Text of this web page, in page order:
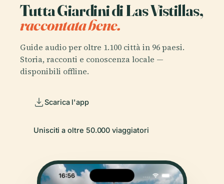
Tutta Giardini di Las Vistillas,
raccontata bene.
Guide audio per oltre 1.100 città in 96 paesi.
Storia, racconti e conoscenza locale —
disponibili offline.
Scarica l'app
Unisciti a oltre 50.000 viaggiatori